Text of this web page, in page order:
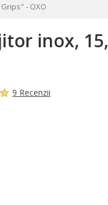
- OXO
inox,
9 Recenzii